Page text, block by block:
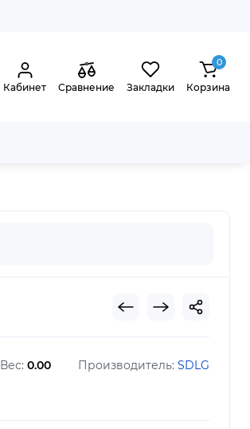
Кабинет Сравнение Закладки
0
Корзина
Производитель: SDLG
Вес: 0.00